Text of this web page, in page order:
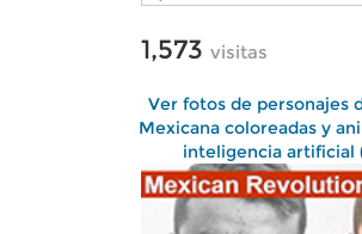
1,573 visitas
Ver fotos de personajes
Mexicana coloreadas y
inteligencia artificial